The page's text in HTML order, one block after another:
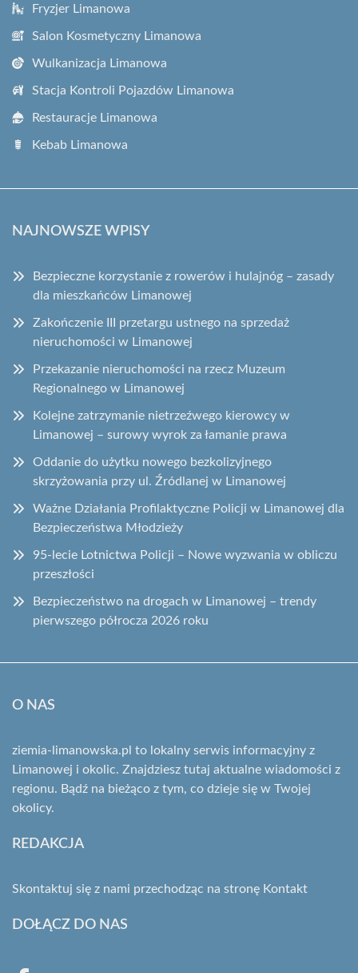
Fryzjer Limanowa
Salon Kosmetyczny Limanowa
Wulkanizacja Limanowa
Stacja Kontroli Pojazdów Limanowa
Restauracje Limanowa
Kebab Limanowa
NAJNOWSZE WPISY
Bezpieczne korzystanie z rowerów i hulajnóg – zasady
dla mieszkańców Limanowej
Zakończenie III przetargu ustnego na sprzedaż
nieruchomości w Limanowej
Przekazanie nieruchomości na rzecz Muzeum
Regionalnego w Limanowej
Kolejne zatrzymanie nietrzeźwego kierowcy w
Limanowej – surowy wyrok za łamanie prawa
Oddanie do użytku nowego bezkolizyjnego
skrzyżowania przy ul. Źródlanej w Limanowej
Ważne Działania Profilaktyczne Policji w Limanowej dla
Bezpieczeństwa Młodzieży
95-lecie Lotnictwa Policji – Nowe wyzwania w obliczu
przeszłości
Bezpieczeństwo na drogach w Limanowej – trendy
pierwszego półrocza 2026 roku
O NAS
ziemia-limanowska.pl to lokalny serwis informacyjny z
Limanowej i okolic. Znajdziesz tutaj aktualne wiadomości z
regionu. Bądź na bieżąco z tym, co dzieje się w Twojej
okolicy.
REDAKCJA
Skontaktuj się z nami przechodząc na stronę Kontakt
DOŁĄCZ DO NAS